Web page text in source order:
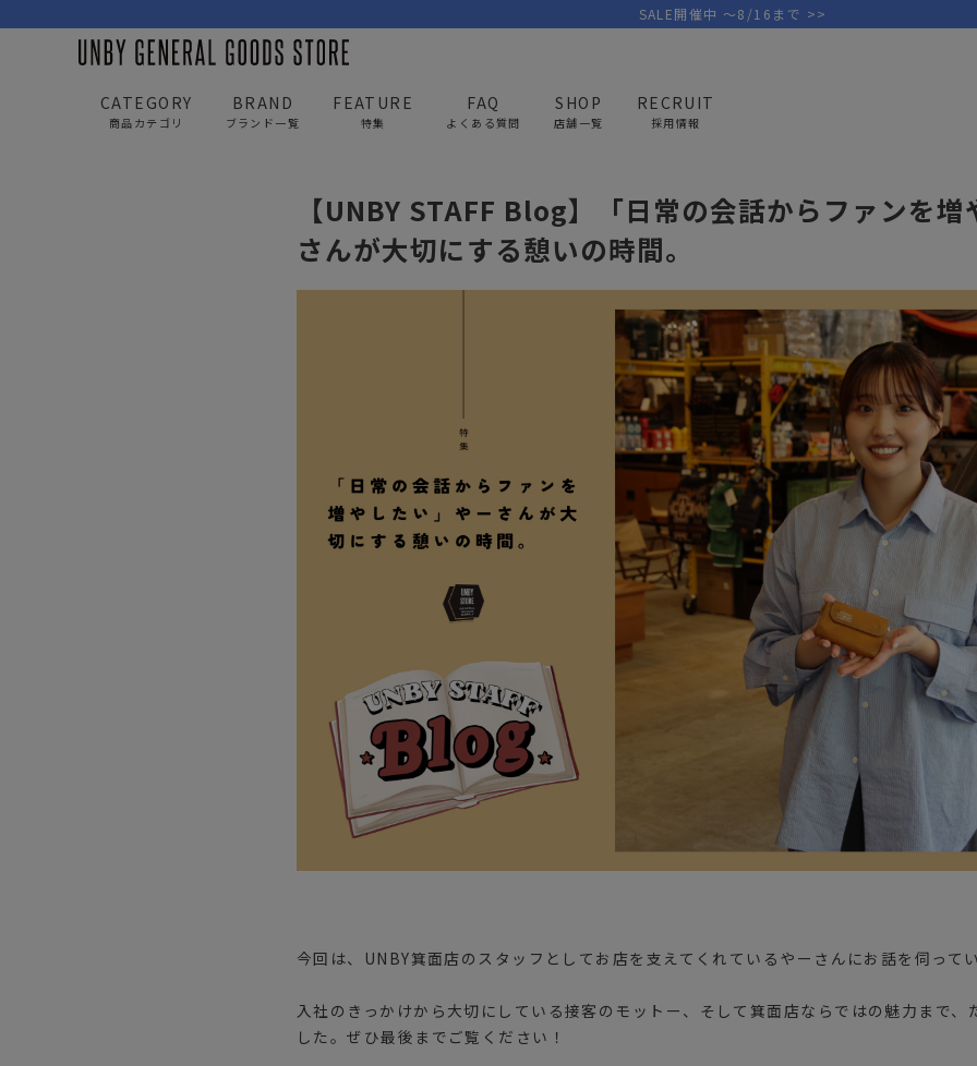
CATEGORY
商品カテゴリ
APPAREL
アパレル
キャップ/帽子
サングラス/メガネ
時計
テント/タープ
ファニチャー
ランタン/ライト
寝具
キッチン
焚き火/ストーブ
フィールドギア
クーラーボックス
コンテナ/収納
キャディバ
バッグ/ポ
クラブケー
ウェア/ア
その他グッ
BRAND
ブランド一覧
PICK UP BRAND
MINIMAL WORKS
その他の取扱ブランド一覧はこちら
FEATURE
特集
FAQ
よくある質問
SHOP
店舗一覧
RECRUIT
採用情報
SALE開催中 ～8/16まで >>
【UNBY STAFF Blog】「日常の会話からファンを
さんが大切にする憩いの時間。
今回は、UNBY箕面店のスタッフとしてお店を支えてくれているやーさんにお話を伺って
入社のきっかけから大切にしている接客のモットー、そして箕面店ならではの魅力まで、
した。ぜひ最後までご覧ください！